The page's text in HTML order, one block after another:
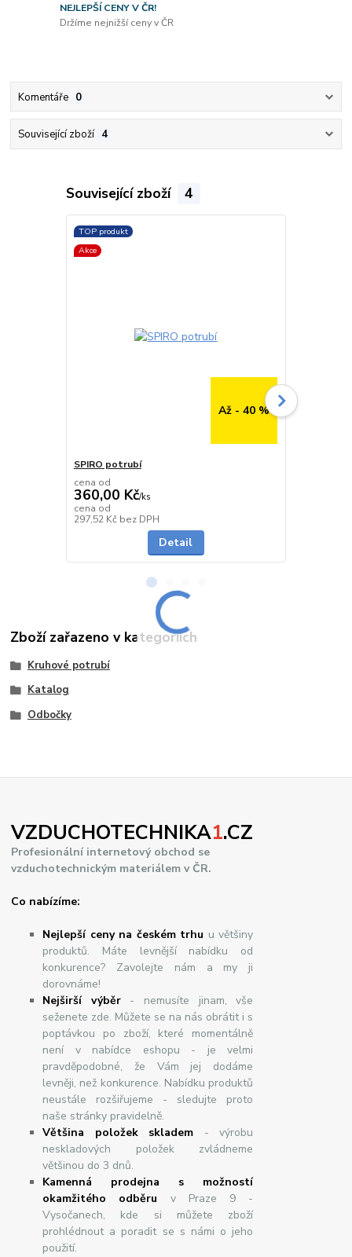
NEJLEPŠÍ CENY V ČR!
Držíme nejnižší ceny v ČR
Komentáře 0
Související zboží 4
Související zboží 4
TOP produkt
Akce
Až - 40 %
SPIRO potrubí
cena od
360,00 Kč/ks
cena od
297,52 Kč bez DPH
Detail
Zboží zařazeno v kategoriích
Kruhové potrubí
Katalog
Odbočky
VZDUCHOTECHNIKA1.CZ
Profesionální internetový obchod se
vzduchotechnickým materiálem v ČR.
Co nabízíme:
Nejlepší ceny na českém trhu u většiny
produktů. Máte levnější nabídku od
konkurence? Zavolejte nám a my ji
dorovnáme!
Nejširšívýběr- nemusíte jinam, vše
seženete zde. Můžete se na nás obrátit i s
poptávkou po zboží, které momentálně
není v nabídce eshopu - je velmi
pravděpodobné, že Vám jej dodáme
levněji, než konkurence. Nabídku produktů
neustále rozšiřujeme - sledujte proto
naše stránky pravidelně.
Většina položek skladem - výrobu
neskladových položek zvládneme
většinou do 3 dnů.
Kamenná prodejna s možností
okamžitého odběru v Praze 9 -
Vysočanech, kde si můžete zboží
prohlédnout a poradit se s námi o jeho
použití.